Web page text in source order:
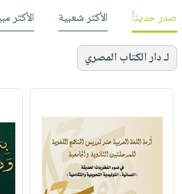
صدر حديثاً الأكثر شعبية الأكثر
لـ دار الكتاب المصري